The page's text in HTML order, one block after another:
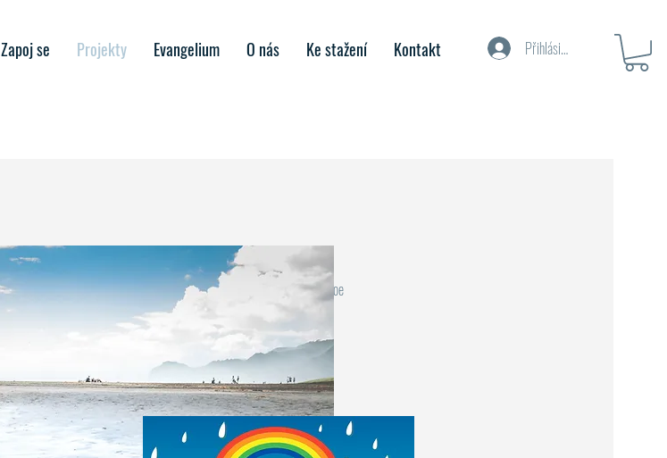
Zapoj se Projekty Evangelium O nás Ke stažení Kontakt Přihlásit se
Animované video Noe